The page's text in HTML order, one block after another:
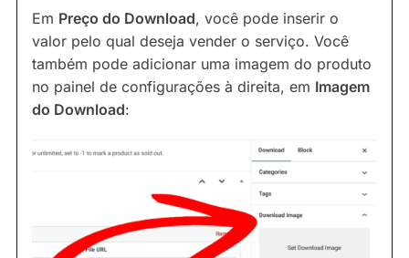
Em Preço do Download, você pode inserir o
valor pelo qual deseja vender o serviço. Você
também pode adicionar uma imagem do produto
no painel de configurações à direita, em Imagem
do Download: